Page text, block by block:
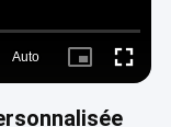
Auto
Picture- Fullscreen